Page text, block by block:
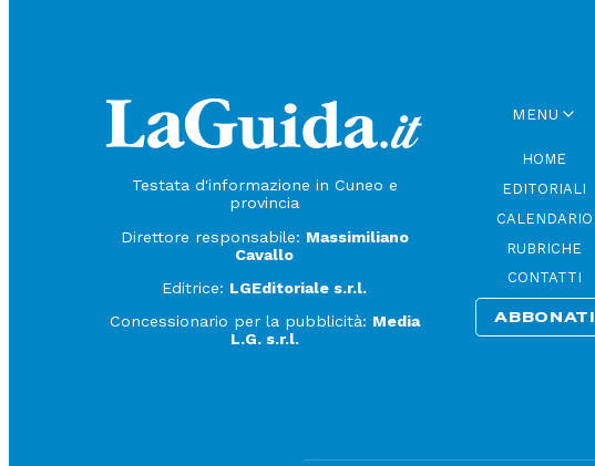
Testata d'informazione in Cuneo e
provincia
Direttore responsabile: Massimiliano
Cavallo
Editrice: LGEditoriale s.r.l.
Concessionario per la pubblicità: Media
L.G. s.r.l.
MENU
HOME
EDITORIALI
CALENDARIO
RUBRICHE
CONTATTI
ABBONATI